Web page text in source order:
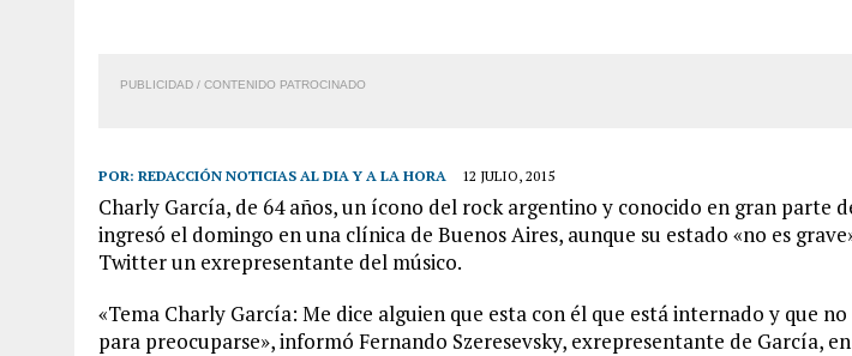
9 AGOSTO, 2026 | FALLECIÓ FUNCIONARIO DE LA PNB DURANTE ENFRENTAMIENTO EN EL VALLE: HAY CUATRO PRESUNTOS
PUBLICIDAD / CONTENIDO PATROCINADO
POR: REDACCIÓN NOTICIAS AL DIA Y A LA HORA 12 JULIO, 2015
Charly García, de 64 años, un ícono del rockargentino y conocido en gran parte
ingresó el domingo en una clínica de Buenos Aires, aunque su estado «no es
Twitter un exrepresentante del músico.
«Tema Charly García: Me dice alguien que esta con él que está internado y que
para preocuparse», informó Fernando Szeresevsky, exrepresentante de García,